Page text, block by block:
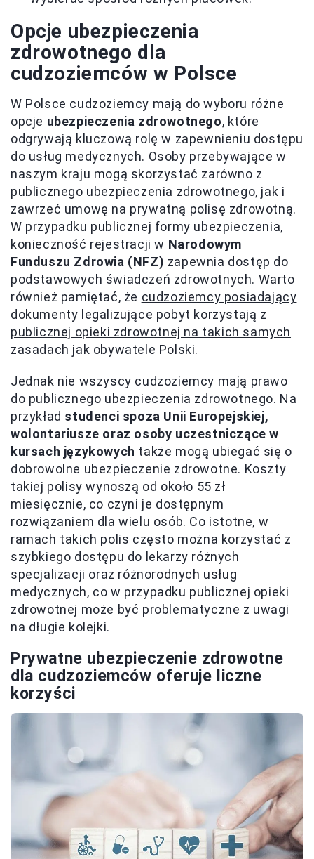
Opcje ubezpieczenia
zdrowotnego dla
cudzoziemców w Polsce
W Polsce cudzoziemcy mają do wyboru różne
opcje ubezpieczenia zdrowotnego, które
odgrywają kluczową rolę w zapewnieniu dostępu
do usług medycznych. Osoby przebywające w
naszym kraju mogą skorzystać zarówno z
publicznego ubezpieczenia zdrowotnego, jak i
zawrzeć umowę na prywatną polisę zdrowotną.
W przypadku publicznej formy ubezpieczenia,
konieczność rejestracji w Narodowym
Funduszu Zdrowia (NFZ) zapewnia dostęp do
podstawowych świadczeń zdrowotnych. Warto
również pamiętać, że cudzoziemcy posiadający
dokumenty legalizujące pobyt korzystają z
publicznej opieki zdrowotnej na takich samych
zasadach jak obywatele Polski.
Jednak nie wszyscy cudzoziemcy mają prawo
do publicznego ubezpieczenia zdrowotnego. Na
przykład studenci spoza Unii Europejskiej,
wolontariusze oraz osoby uczestniczące w
kursach językowych także mogą ubiegać się o
dobrowolne ubezpieczenie zdrowotne. Koszty
takiej polisy wynoszą od około 55 zł
miesięcznie, co czyni je dostępnym
rozwiązaniem dla wielu osób. Co istotne, w
ramach takich polis często można korzystać z
szybkiego dostępu do lekarzy różnych
specjalizacji oraz różnorodnych usług
medycznych, co w przypadku publicznej opieki
zdrowotnej może być problematyczne z uwagi
na długie kolejki.
Prywatne ubezpieczenie zdrowotne
dla cudzoziemców oferuje liczne
korzyści